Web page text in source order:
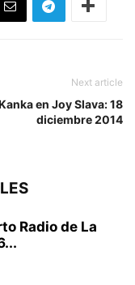
Next article
en Joy Slava: 18
diciembre 2014
Radio de La